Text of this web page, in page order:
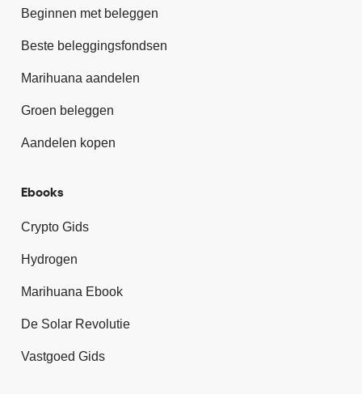
Beginnen met beleggen
Beste beleggingsfondsen
Marihuana aandelen
Groen beleggen
Aandelen kopen
Ebooks
Crypto Gids
Hydrogen
Marihuana Ebook
De Solar Revolutie
Vastgoed Gids